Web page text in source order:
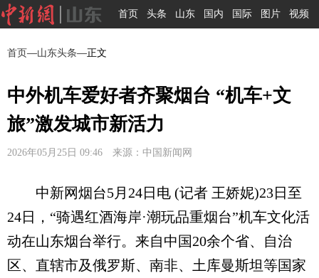
首页 头条 山东 国内 国际 图片 视频
首页—山东头条—正文
中外机车爱好者齐聚烟台 “机车+文
旅”激发城市新活力
2026年05月25日 09:46 来源：中国新闻网
中新网烟台5月24日电 (记者 王娇妮)23日至
24日，“骑遇红酒海岸·潮玩品重烟台”机车文化活
动在山东烟台举行。来自中国20余个省、自治
区、直辖市及俄罗斯、南非、土库曼斯坦等国家